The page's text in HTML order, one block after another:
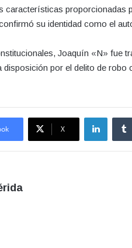
características proporcionadas
su identidad como el
Joaquín «N» fue
disposición por el delito de robo
X